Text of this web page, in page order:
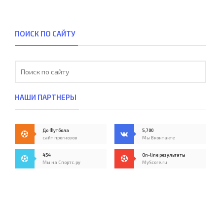
ПОИСК ПО САЙТУ
НАШИ ПАРТНЕРЫ
До Футбола
сайт прогнозов
5,700
Мы Вконтакте
454
Мы на Спортс.ру
On-line результаты
MyScore.ru